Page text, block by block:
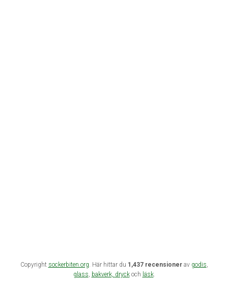
Copyright sockerbiten.org. Här hittar du 1,437 recensionerav godis,
glass, bakverk, dryckoch läsk.